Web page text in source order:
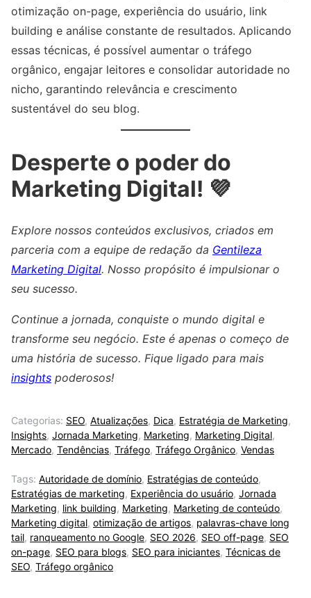
otimização on-page, experiência do usuário, link
building e análise constante de resultados. Aplicando
essas técnicas, é possível aumentar o tráfego
orgânico, engajar leitores e consolidar autoridade no
nicho, garantindo relevância e crescimento
sustentável do seu blog.
Desperte o poder do
Marketing Digital! 💜
Explore nossos conteúdos exclusivos, criados em
parceria com a equipe de redação da Gentileza
Marketing Digital. Nosso propósito é impulsionar o
seu sucesso.
Continue a jornada, conquiste o mundo digital e
transforme seu negócio. Este é apenas o começo de
uma história de sucesso. Fique ligado para mais
insights poderosos!
Categorias: SEO, Atualizações, Dica, Estratégia de Marketing,
Insights, Jornada Marketing, Marketing, Marketing Digital,
Mercado, Tendências, Tráfego, Tráfego Orgânico, Vendas
Tags: Autoridade de domínio, Estratégias de conteúdo,
Estratégias de marketing, Experiência do usuário, Jornada
Marketing, link building, Marketing, Marketing de conteúdo,
Marketing digital, otimização de artigos, palavras-chave long
tail, ranqueamento no Google, SEO 2026, SEO off-page, SEO
on-page, SEO para blogs, SEO para iniciantes, Técnicas de
SEO, Tráfego orgânico